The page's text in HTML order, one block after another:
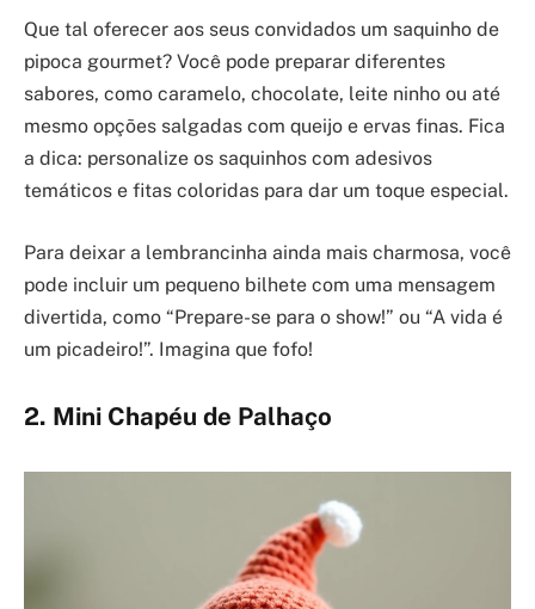
Que tal oferecer aos seus convidados um saquinho de
pipoca gourmet? Você pode preparar diferentes
sabores, como caramelo, chocolate, leite ninho ou até
mesmo opções salgadas com queijo e ervas finas. Fica
a dica: personalize os saquinhos com adesivos
temáticos e fitas coloridas para dar um toque especial.
Para deixar a lembrancinha ainda mais charmosa, você
pode incluir um pequeno bilhete com uma mensagem
divertida, como “Prepare-se para o show!” ou “A vida é
um picadeiro!”. Imagina que fofo!
2. Mini Chapéu de Palhaço